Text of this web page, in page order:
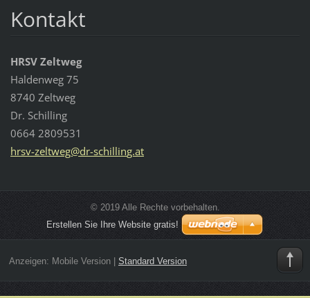
Kontakt
HRSV Zeltweg
Haldenweg 75
8740 Zeltweg
Dr. Schilling
0664 2809531
hrsv-zeltweg@dr-schilling.at
© 2019 Alle Rechte vorbehalten.
Erstellen Sie Ihre Website gratis!
Anzeigen: Mobile Version| Standard Version